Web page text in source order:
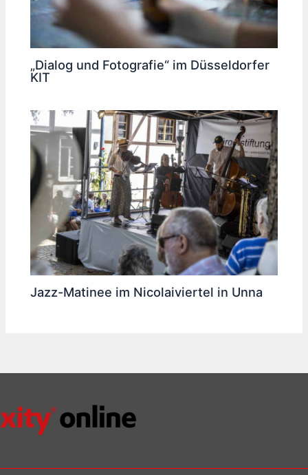
„Dialog und Fotografie“ im Düsseldorfer
KIT
Jazz-Matinee im Nicolaiviertel in Unna